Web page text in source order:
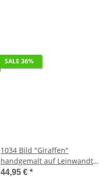
SALE 36%
1034 Bild "Giraffen"
handgemalt auf Leinwandt
92 x 72 cm aus Südafrika
44,95 € *